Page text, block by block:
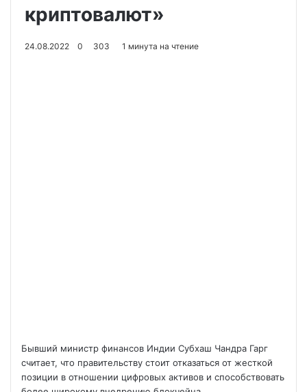
криптовалют»
24.08.2022 0 303 1 минута на чтение
Бывший министр финансов Индии Субхаш Чандра Гарг
считает, что правительству стоит отказаться от жесткой
позиции в отношении цифровых активов и способствовать